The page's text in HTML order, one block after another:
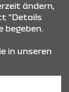
ändern,
"Details
begeben.
in unseren